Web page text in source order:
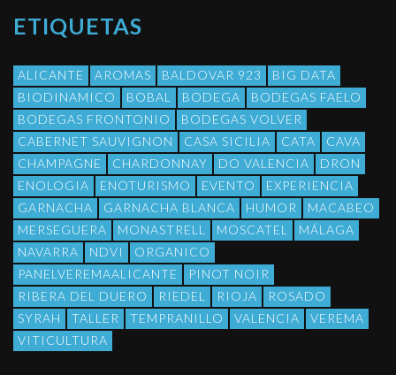
ETIQUETAS
ALICANTE AROMAS BALDOVAR 923
BIG DATA
BIODINAMICO
BOBAL BODEGA
BODEGAS FAELO
BODEGAS FRONTONIO
BODEGAS VOLVER
CABERNET SAUVIGNON
CASA SICILIA CATA
CAVA
CHAMPAGNE
CHARDONNAY DO VALENCIA
DRON
ENOLOGIA
ENOTURISMO EVENTO
EXPERIENCIA
GARNACHA
GARNACHA BLANCA HUMOR
MACABEO
MERSEGUERA
MONASTRELL MOSCATEL
MÁLAGA
NAVARRA
NDVI
ORGANICO
PANELVEREMAALICANTE
PINOT NOIR
RIBERA DEL DUERO
RIEDEL RIOJA
ROSADO
SYRAH
TALLER TEMPRANILLO VALENCIA
VEREMA
VITICULTURA